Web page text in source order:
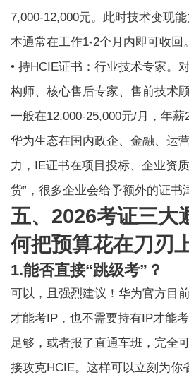
7,000-12,000元。此时技术变现
本通常在工作1-2个月内即可收回。
• 持HCIE证书：行业技术专家。
构师、核心售后专家、售前技术
一般在12,000-25,000元/月，年
华为生态在国内政企、金融、运
力，IE证书在项目投标、企业资
货”，很多企业会给予额外的证书
五、2026考证三大
何把预算花在刀刃
1.能否直接“跳级考”？
可以，且强烈建议！华为官方目
才能考IP，也不需要持有IP才能
足够，或者报了直通车班，完全
接攻克HCIE。这样可以立刻为你